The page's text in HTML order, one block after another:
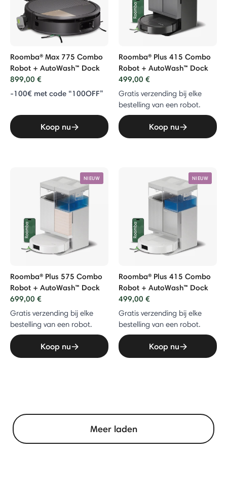
Roomba® Max 775 Combo
Robot + AutoWash™ Dock
899,00 €
-100€ met code “100OFF”
Koop nu
Roomba® Plus 415 Combo
Robot + AutoWash™ Dock
499,00 €
Gratis verzending bij elke
bestelling van een robot.
Koop nu
NIEUW
Roomba® Plus 575 Combo
Robot + AutoWash™ Dock
699,00 €
Gratis verzending bij elke
bestelling van een robot.
Koop nu
NIEUW
Roomba® Plus 415 Combo
Robot + AutoWash™ Dock
499,00 €
Gratis verzending bij elke
bestelling van een robot.
Koop nu
Meer laden